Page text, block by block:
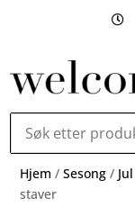

Hjem /Sesong / Jul
staver